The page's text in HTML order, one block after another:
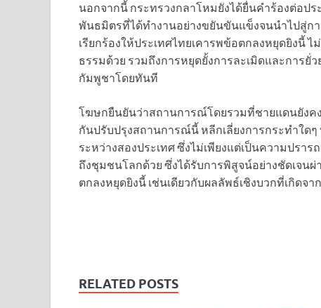
นอกจากนี้ กระทรวงกลาโหมยังได้ยื่นคำร้องต่อปร
พันธมิตรที่ได้ทำงานอย่างขยันขันแข็งจนนำไปสู่ก
เรียกร้องให้ประเทศไทยเคารพข้อตกลงหยุดยิงนี้
ธรรมด้วย รวมถึงการหยุดยั้งการละเมิดและกา
กัมพูชาโดยทันที
โฆษกยืนยันว่าสถานการณ์โดยรวมที่ชายแดนยังค
กันปรับปรุงสถานการณ์นี้ หลีกเลี่ยงการกระทำใ
ระหว่างสองประเทศ ซึ่งไม่เพียงแต่เป็นความปรา
ถึงชุมชนโลกด้วย ซึ่งได้รับการพิสูจน์อย่างชัดเจ
ตกลงหยุดยิงนี้ เช่นเดียวกับผลลัพธ์เชิงบวกที่เกิดจ
RELATED POSTS